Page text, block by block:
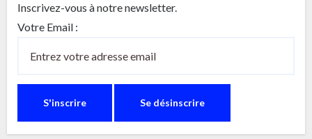
Inscrivez-vous à notre newsletter.
Votre Email :